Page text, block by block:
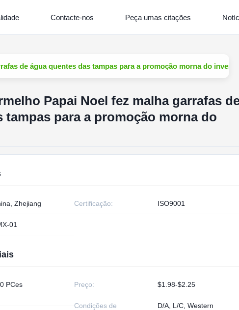
Contacte-nos Peça umas citações
de água quentes das tampas para a promoção morna do
Papai Noel fez malha garrafas
tampas para a promoção morna do
Zhejiang Certificação: ISO9001
01
PCes Preço: $1.98-$2.25
Condições de
D/A, L/C, Western